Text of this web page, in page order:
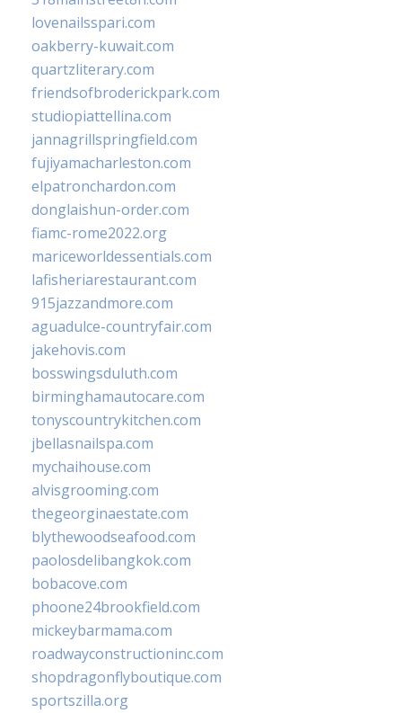
lovenailsspari.com
oakberry-kuwait.com
quartzliterary.com
friendsofbroderickpark.com
studiopiattellina.com
jannagrillspringfield.com
fujiyamacharleston.com
elpatronchardon.com
donglaishun-order.com
fiamc-rome2022.org
mariceworldessentials.com
lafisheriarestaurant.com
915jazzandmore.com
aguadulce-countryfair.com
jakehovis.com
bosswingsduluth.com
birminghamautocare.com
tonyscountrykitchen.com
jbellasnailspa.com
mychaihouse.com
alvisgrooming.com
thegeorginaestate.com
blythewoodseafood.com
paolosdelibangkok.com
bobacove.com
phoone24brookfield.com
mickeybarmama.com
roadwayconstructioninc.com
shopdragonflyboutique.com
sportszilla.org